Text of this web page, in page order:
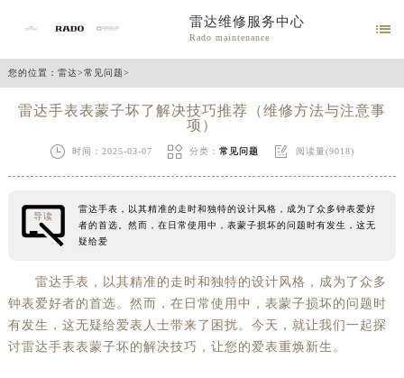
雷达维修服务中心
Rado maintenance

您的位置： 雷达>常见问题>
雷达手表表蒙子坏了解决技巧推荐（维修方法与注意事
项）
 时间：2025-03-07  分类： 常见问题  阅读量(9018)
导读
雷达手表，以其精准的走时和独特的设计风格，成为了众多钟表爱好
者的首选。然而，在日常使用中，表蒙子损坏的问题时有发生，这无
疑给爱
雷达手表，以其精准的走时和独特的设计风格，成为了众多
钟表爱好者的首选。然而，在日常使用中，表蒙子损坏的问题时
有发生，这无疑给爱表人士带来了困扰。今天，就让我们一起探
讨雷达手表表蒙子坏的解决技巧，让您的爱表重焕新生。